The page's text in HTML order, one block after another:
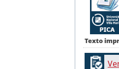
Texto